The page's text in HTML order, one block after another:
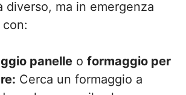
diverso, ma in emergenza
panelle o formaggio per
Cerca un formaggio a